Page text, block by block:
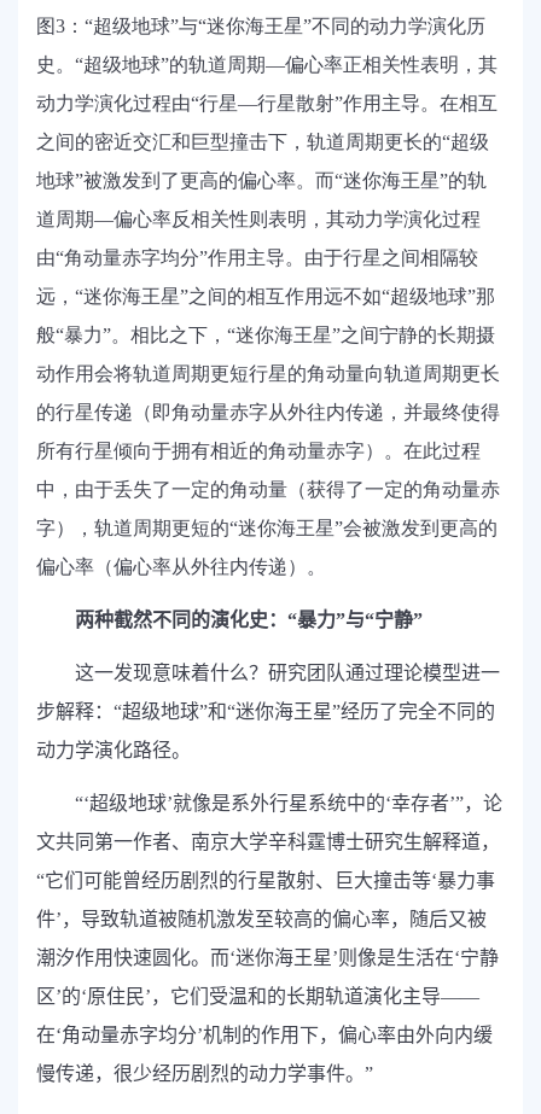
图3：“超级地球”与“迷你海王星”不同的动力学演化历
史。“超级地球”的轨道周期—偏心率正相关性表明，其
动力学演化过程由“行星—行星散射”作用主导。在相互
之间的密近交汇和巨型撞击下，轨道周期更长的“超级
地球”被激发到了更高的偏心率。而“迷你海王星”的轨
道周期—偏心率反相关性则表明，其动力学演化过程
由“角动量赤字均分”作用主导。由于行星之间相隔较
远，“迷你海王星”之间的相互作用远不如“超级地球”那
般“暴力”。相比之下，“迷你海王星”之间宁静的长期摄
动作用会将轨道周期更短行星的角动量向轨道周期更长
的行星传递（即角动量赤字从外往内传递，并最终使得
所有行星倾向于拥有相近的角动量赤字）。在此过程
中，由于丢失了一定的角动量（获得了一定的角动量赤
字），轨道周期更短的“迷你海王星”会被激发到更高的
偏心率（偏心率从外往内传递）。
两种截然不同的演化史：“暴力”与“宁静”
这一发现意味着什么？研究团队通过理论模型进一
步解释：“超级地球”和“迷你海王星”经历了完全不同的
动力学演化路径。
“‘超级地球’就像是系外行星系统中的‘幸存者’”，论
文共同第一作者、南京大学辛科霆博士研究生解释道，
“它们可能曾经历剧烈的行星散射、巨大撞击等‘暴力事
件’，导致轨道被随机激发至较高的偏心率，随后又被
潮汐作用快速圆化。而‘迷你海王星’则像是生活在‘宁静
区’的‘原住民’，它们受温和的长期轨道演化主导——
在‘角动量赤字均分’机制的作用下，偏心率由外向内缓
慢传递，很少经历剧烈的动力学事件。”